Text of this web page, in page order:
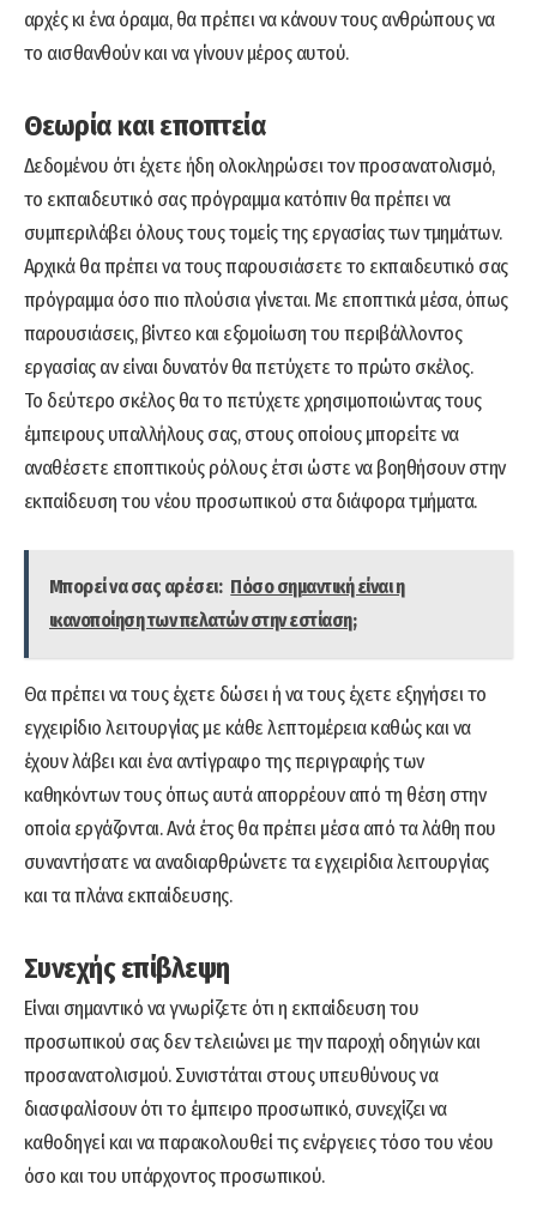
αρχές κι ένα όραμα, θα πρέπει να κάνουν τους ανθρώπους να
το αισθανθούν και να γίνουν μέρος αυτού.
Θεωρία και εποπτεία
Δεδομένου ότι έχετε ήδη ολοκληρώσει τον προσανατολισμό,
το εκπαιδευτικό σας πρόγραμμα κατόπιν θα πρέπει να
συμπεριλάβει όλους τους τομείς της εργασίας των τμημάτων.
Αρχικά θα πρέπει να τους παρουσιάσετε το εκπαιδευτικό σας
πρόγραμμα όσο πιο πλούσια γίνεται. Με εποπτικά μέσα, όπως
παρουσιάσεις, βίντεο και εξομοίωση του περιβάλλοντος
εργασίας αν είναι δυνατόν θα πετύχετε το πρώτο σκέλος.
Το δεύτερο σκέλος θα το πετύχετε χρησιμοποιώντας τους
έμπειρους υπαλλήλους σας, στους οποίους μπορείτε να
αναθέσετε εποπτικούς ρόλους έτσι ώστε να βοηθήσουν στην
εκπαίδευση του νέου προσωπικού στα διάφορα τμήματα.
Μπορεί να σας αρέσει: Πόσο σημαντική είναι η
ικανοποίηση των πελατών στην εστίαση;
Θα πρέπει να τους έχετε δώσει ή να τους έχετε εξηγήσει το
εγχειρίδιο λειτουργίας με κάθε λεπτομέρεια καθώς και να
έχουν λάβει και ένα αντίγραφο της περιγραφής των
καθηκόντων τους όπως αυτά απορρέουν από τη θέση στην
οποία εργάζονται. Ανά έτος θα πρέπει μέσα από τα λάθη που
συναντήσατε να αναδιαρθρώνετε τα εγχειρίδια λειτουργίας
και τα πλάνα εκπαίδευσης.
Συνεχής επίβλεψη
Είναι σημαντικό να γνωρίζετε ότι η εκπαίδευση του
προσωπικού σας δεν τελειώνει με την παροχή οδηγιών και
προσανατολισμού. Συνιστάται στους υπευθύνους να
διασφαλίσουν ότι το έμπειρο προσωπικό, συνεχίζει να
καθοδηγεί και να παρακολουθεί τις ενέργειες τόσο του νέου
όσο και του υπάρχοντος προσωπικού.